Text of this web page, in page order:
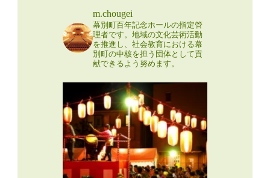
m.chougei
幕別町百年記念ホールの指定管
理者です。地域の文化芸術活動
を推進し、社会教育における幕
別町の中核を担う団体として貢
献できるよう努めます。